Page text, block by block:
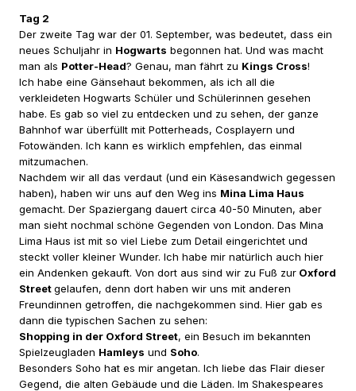
Tag 2
Der zweite Tag war der 01. September, was bedeutet, dass ein
neues Schuljahr in Hogwarts begonnen hat. Und was macht
man als Potter-Head? Genau, man fährt zu Kings Cross!
Ich habe eine Gänsehaut bekommen, als ich all die
verkleideten Hogwarts Schüler und Schülerinnen gesehen
habe. Es gab so viel zu entdecken und zu sehen, der ganze
Bahnhof war überfüllt mit Potterheads, Cosplayern und
Fotowänden. Ich kann es wirklich empfehlen, das einmal
mitzumachen.
Nachdem wir all das verdaut (und ein Käsesandwich gegessen
haben), haben wir uns auf den Weg ins Mina Lima Haus
gemacht. Der Spaziergang dauert circa 40-50 Minuten, aber
man sieht nochmal schöne Gegenden von London. Das Mina
Lima Haus ist mit so viel Liebe zum Detail eingerichtet und
steckt voller kleiner Wunder. Ich habe mir natürlich auch hier
ein Andenken gekauft. Von dort aus sind wir zu Fuß zur Oxford
Streetgelaufen, denn dort haben wir uns mit anderen
Freundinnen getroffen, die nachgekommen sind. Hier gab es
dann die typischen Sachen zu sehen:
Shopping in der Oxford Street, ein Besuch im bekannten
Spielzeugladen Hamleys und Soho.
Besonders Soho hat es mir angetan. Ich liebe das Flair dieser
Gegend, die alten Gebäude und die Läden. Im Shakespeares